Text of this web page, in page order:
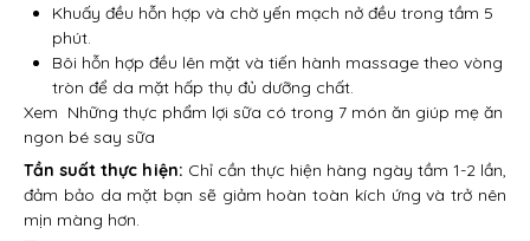
Khuấy đều hỗn hợp và chờ yến mạch nở đều trong tầm 5
phút.
Bôi hỗn hợp đều lên mặt và tiến hành massage theo vòng
tròn để da mặt hấp thụ đủ dưỡng chất.
Xem Những thực phẩm lợi sữa có trong 7 món ăn giúp mẹ ăn
ngon bé say sữa
Tần suất thực hiện: Chỉ cần thực hiện hàng ngày tầm 1-2 lần,
đảm bảo da mặt bạn sẽ giảm hoàn toàn kích ứng và trở nên
mịn màng hơn.